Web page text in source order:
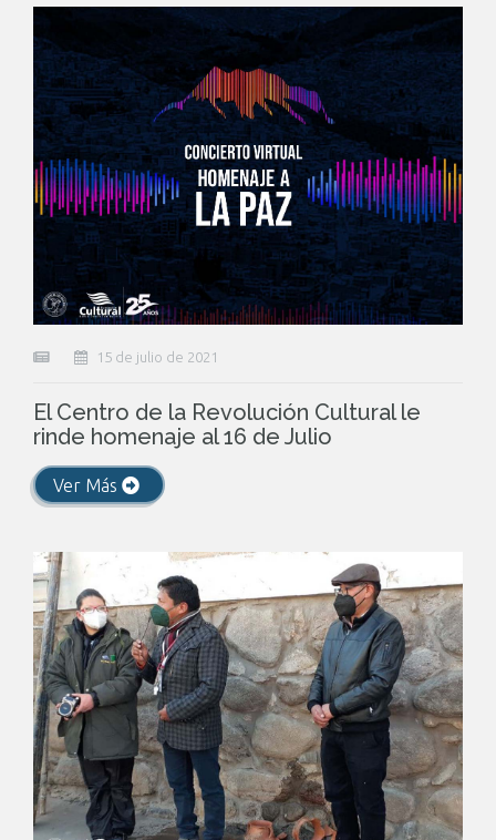
15 de julio de 2021
El Centro de la Revolución Cultural le
rinde homenaje al 16 de Julio
Ver Más